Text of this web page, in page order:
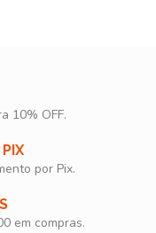
10% OFF.​
por Pix.
em compras.